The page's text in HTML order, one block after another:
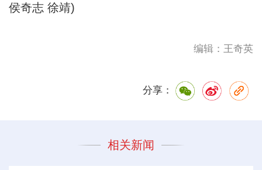
侯奇志 徐靖)
编辑：王奇英
分享：
相关新闻